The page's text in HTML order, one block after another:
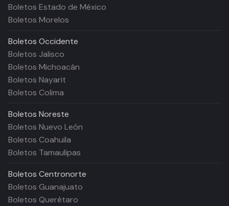
Boletos Estado de México
Boletos Morelos
Boletos Occidente
Boletos Jalisco
Boletos Michoacán
Boletos Nayarit
Boletos Colima
Boletos Noreste
Boletos Nuevo León
Boletos Coahuila
Boletos Tamaulipas
Boletos Centronorte
Boletos Guanajuato
Boletos Querétaro